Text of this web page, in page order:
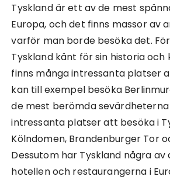
Tyskland är ett av de mest
Europa, och det finns massor av
varför man borde besöka det.
Tyskland känt för sin historia och
finns många intressanta platser
kan till exempel besöka
de mest berömda sevärdheterna
intressanta platser att besöka i
Kölndomen, Brandenburger Tor
Dessutom har Tyskland några av
hotellen och restaurangerna i